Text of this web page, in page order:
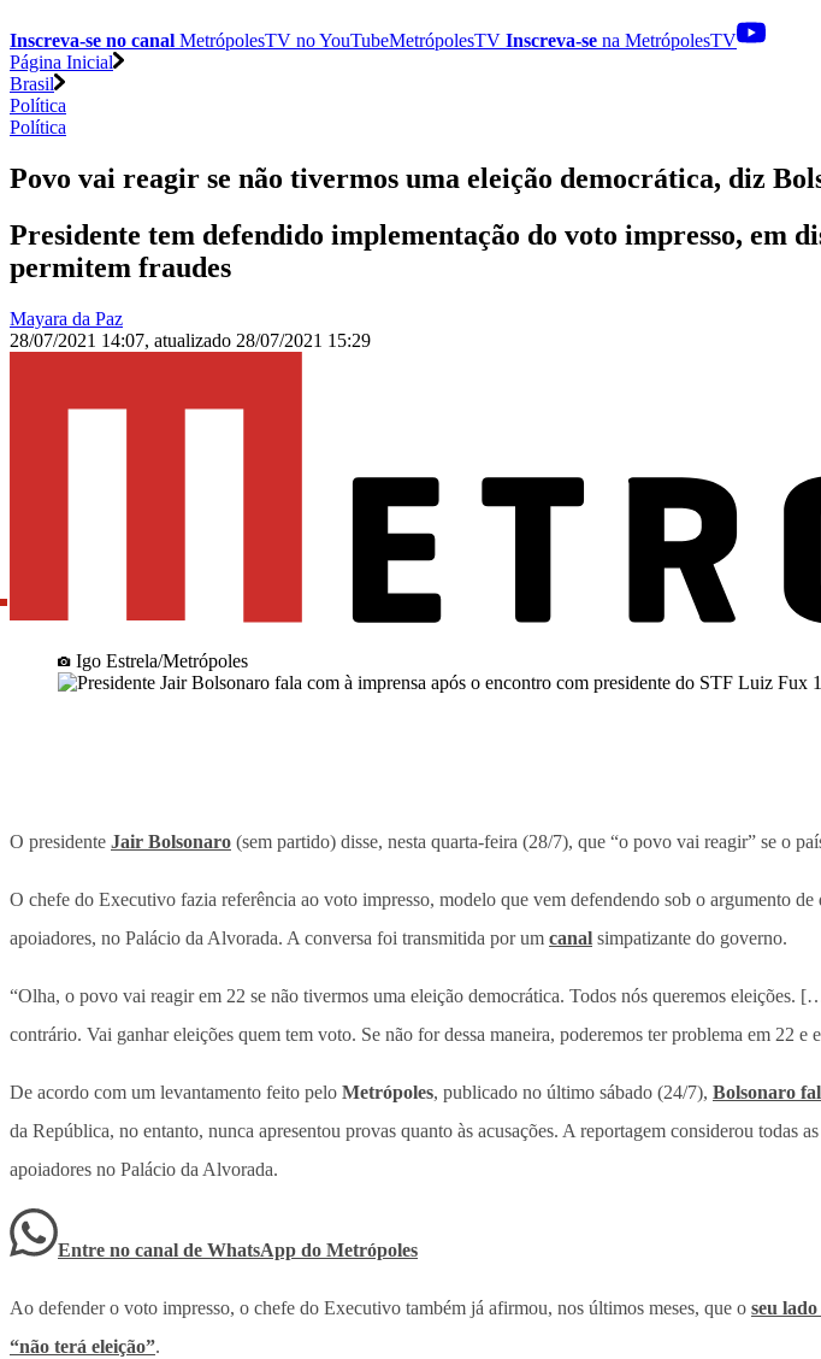
Inscreva-se no canal MetrópolesTV noYouTubeMetrópolesTV Inscreva-se na MetrópolesTV
Página Inicial
Brasil
Política
Política
Povo vai reagir se não tivermos uma eleição democrática, diz
Presidente tem defendido implementação do voto impresso, em
permitem fraudes
Mayara da Paz
28/07/2021 14:07, atualizado 28/07/2021 15:29
Igo Estrela/Metrópoles
O presidente Jair Bolsonaro (sem partido) disse, nesta quarta-feira (28/7), que “o povo vai reagir” se o
O chefe do Executivo fazia referência ao voto impresso, modelo que vem defendendo sob o argumento
apoiadores, no Palácio da Alvorada. A conversa foi transmitida por um canal simpatizante do governo.
“Olha, o povo vai reagir em 22 se não tivermos uma eleição democrática. Todos nós queremos eleições.
contrário. Vai ganhar eleições quem tem voto. Se não for dessa maneira, poderemos ter problema em 22 e
De acordo com um levantamento feito pelo Metrópoles, publicado no último sábado (24/7), Bolsonaro
da República, no entanto, nunca apresentou provas quanto às acusações. A reportagem considerou todas
apoiadores no Palácio da Alvorada.
Entre no canal de WhatsApp do Metrópoles
Ao defender o voto impresso, o chefe do Executivo também já afirmou, nos últimos meses, que o seu
“não terá eleição”.